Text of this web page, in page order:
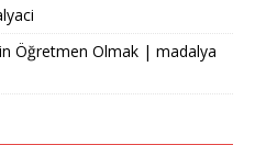
Öğretmen Olmak | madalya